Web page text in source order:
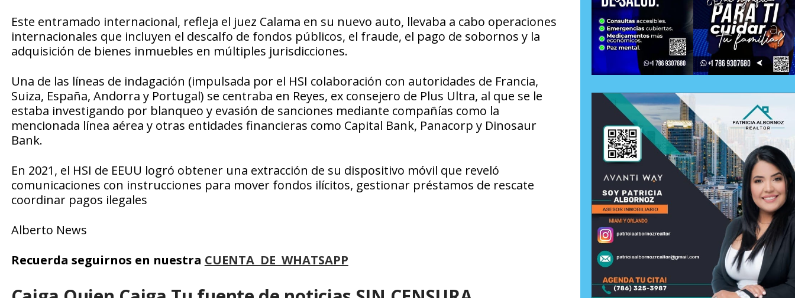
Este entramado internacional, refleja el juez Calama en su nuevo auto, llevaba a cabo operaciones
internacionales que incluyen el descalfo de fondos públicos, el fraude, el pago de sobornos y la
adquisición de bienes inmuebles en múltiples jurisdicciones.
Una de las líneas de indagación (impulsada por el HSI colaboración con autoridades de Francia,
Suiza, España, Andorra y Portugal) se centraba en Reyes, ex consejero de Plus Ultra, al que se le
estaba investigando por blanqueo y evasión de sanciones mediante compañías como la
mencionada línea aérea y otras entidades financieras como Capital Bank, Panacorp y Dinosaur
Bank.
En 2021, el HSI de EEUU logró obtener una extracción de su dispositivo móvil que reveló
comunicaciones con instrucciones para mover fondos ilícitos, gestionar préstamos de rescate
coordinar pagos ilegales
Alberto News
Recuerda seguirnos en nuestra CUENTA DE WHATSAPP